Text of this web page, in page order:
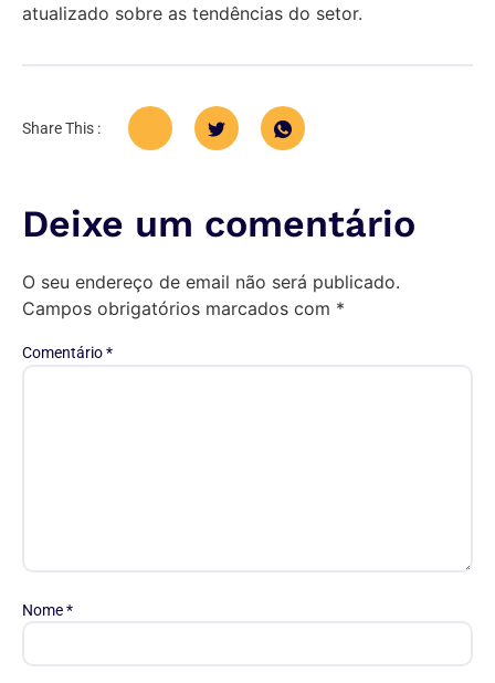
atualizado sobre as tendências do setor.
Share This :
Deixe um comentário
O seu endereço de email não será publicado.
Campos obrigatórios marcados com *
Comentário*
Nome*